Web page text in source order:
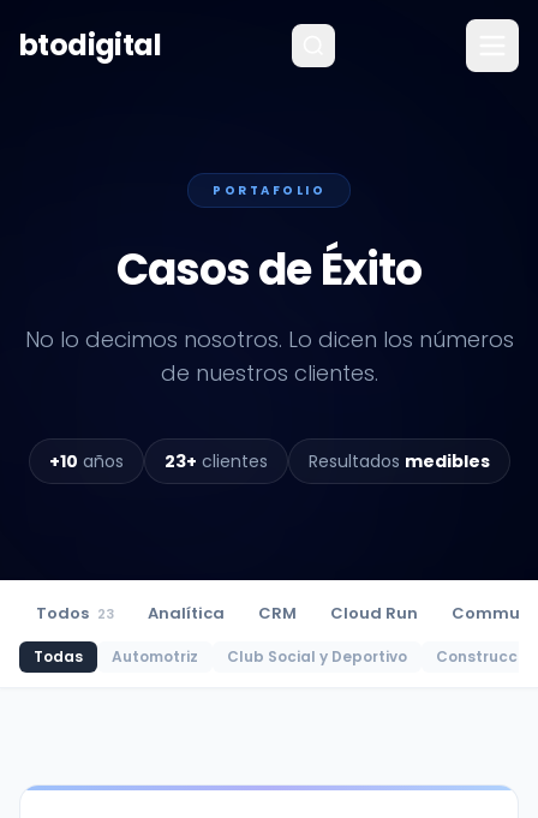
btodigital
PORTAFOLIO
Casos de Éxito
No lo decimos nosotros. Lo dicen los números
de nuestros clientes.
+10 años 23+ clientes Resultados medibles
Todos 23 Analítica CRM Cloud Run
Todas Automotriz Club Social y Deportivo